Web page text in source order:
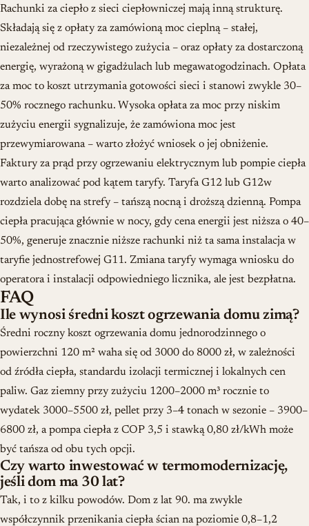
Rachunki za ciepło z sieci ciepłowniczej mają inną strukturę.
Składają się z opłaty za zamówioną moc cieplną – stałej,
niezależnej od rzeczywistego zużycia – oraz opłaty za dostarczoną
energię, wyrażoną w gigadżulach lub megawatogodzinach. Opłata
za moc to koszt utrzymania gotowości sieci i stanowi zwykle 30–
50% rocznego rachunku. Wysoka opłata za moc przy niskim
zużyciu energii sygnalizuje, że zamówiona moc jest
przewymiarowana – warto złożyć wniosek o jej obniżenie.
Faktury za prąd przy ogrzewaniu elektrycznym lub pompie ciepła
warto analizować pod kątem taryfy. Taryfa G12 lub G12w
rozdziela dobę na strefy – tańszą nocną i droższą dzienną. Pompa
ciepła pracująca głównie w nocy, gdy cena energii jest niższa o 40–
50%, generuje znacznie niższe rachunki niż ta sama instalacja w
taryfie jednostrefowej G11. Zmiana taryfy wymaga wniosku do
operatora i instalacji odpowiedniego licznika, ale jest bezpłatna.
FAQ
Ile wynosi średni koszt ogrzewania domu zimą?
Średni roczny koszt ogrzewania domu jednorodzinnego o
powierzchni 120 m² waha się od 3000 do 8000 zł, w zależności
od źródła ciepła, standardu izolacji termicznej i lokalnych cen
paliw. Gaz ziemny przy zużyciu 1200–2000 m³ rocznie to
wydatek 3000–5500 zł, pellet przy 3–4 tonach w sezonie – 3900–
6800 zł, a pompa ciepła z COP 3,5 i stawką 0,80 zł/kWh może
być tańsza od obu tych opcji.
Czy warto inwestować w termomodernizację,
jeśli dom ma 30 lat?
Tak, i to z kilku powodów. Dom z lat 90. ma zwykle
współczynnik przenikania ciepła ścian na poziomie 0,8–1,2